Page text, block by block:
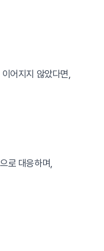
어지지 않았다면,
로 대응하며,